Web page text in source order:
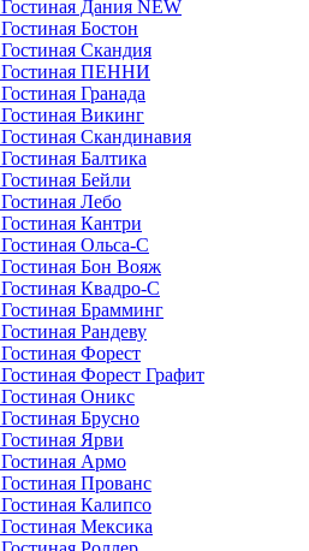
Гостиная Дания NEW
Гостиная Бостон
Гостиная Скандия
Гостиная ПЕННИ
Гостиная Гранада
Гостиная Викинг
Гостиная Скандинавия
Гостиная Балтика
Гостиная Бейли
Гостиная Лебо
Гостиная Кантри
Гостиная Ольса-С
Гостиная Бон Вояж
Гостиная Квадро-С
Гостиная Брамминг
Гостиная Рандеву
Гостиная Форест
Гостиная Форест Графит
Гостиная Оникс
Гостиная Брусно
Гостиная Ярви
Гостиная Армо
Гостиная Прованс
Гостиная Калипсо
Гостиная Мексика